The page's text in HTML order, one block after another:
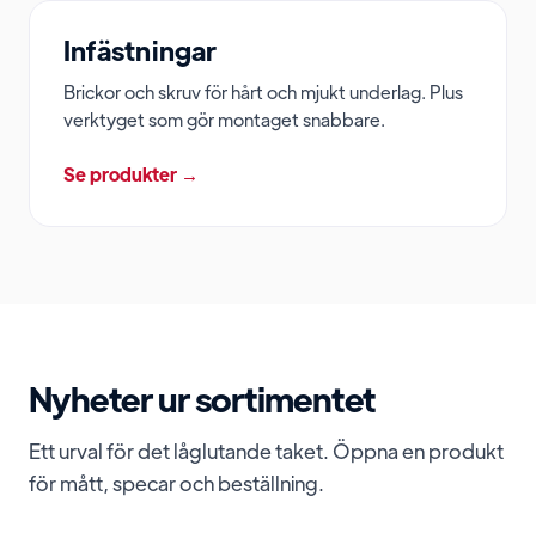
Infästningar
Brickor och skruv för hårt och mjukt underlag. Plus
verktyget som gör montaget snabbare.
Se produkter →
Nyheter ur sortimentet
Ett urval för det låglutande taket. Öppna en produkt
för mått, specar och beställning.